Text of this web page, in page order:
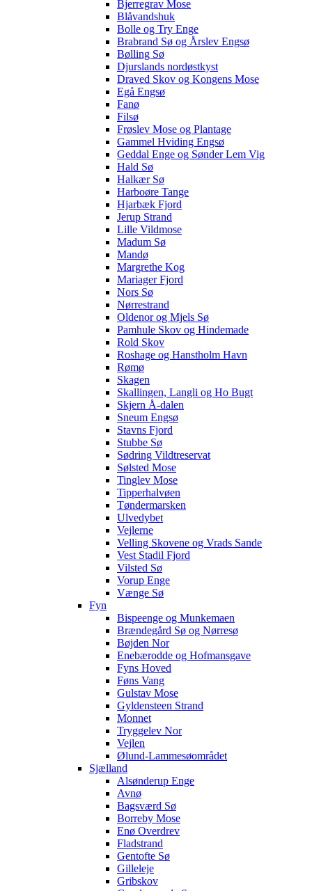
Bjerregrav Mose
Blåvandshuk
Bolle og Try Enge
Brabrand Sø og Årslev Engsø
Bølling Sø
Djurslands nordøstkyst
Draved Skov og Kongens Mose
Egå Engsø
Fanø
Filsø
Frøslev Mose og Plantage
Gammel Hviding Engsø
Geddal Enge og Sønder Lem Vig
Hald Sø
Halkær Sø
Harboøre Tange
Hjarbæk Fjord
Jerup Strand
Lille Vildmose
Madum Sø
Mandø
Margrethe Kog
Mariager Fjord
Nors Sø
Nørrestrand
Oldenor og Mjels Sø
Pamhule Skov og Hindemade
Rold Skov
Roshage og Hanstholm Havn
Rømø
Skagen
Skallingen, Langli og Ho Bugt
Skjern Å-dalen
Sneum Engsø
Stavns Fjord
Stubbe Sø
Sødring Vildtreservat
Sølsted Mose
Tinglev Mose
Tipperhalvøen
Tøndermarsken
Ulvedybet
Vejlerne
Velling Skovene og Vrads Sande
Vest Stadil Fjord
Vilsted Sø
Vorup Enge
Vænge Sø
Fyn
Bispeenge og Munkemaen
Brændegård Sø og Nørresø
Bøjden Nor
Enebærodde og Hofmansgave
Fyns Hoved
Føns Vang
Gulstav Mose
Gyldensteen Strand
Monnet
Tryggelev Nor
Vejlen
Ølund-Lammesøområdet
Sjælland
Alsønderup Enge
Avnø
Bagsværd Sø
Borreby Mose
Enø Overdrev
Fladstrand
Gentofte Sø
Gilleleje
Gribskov